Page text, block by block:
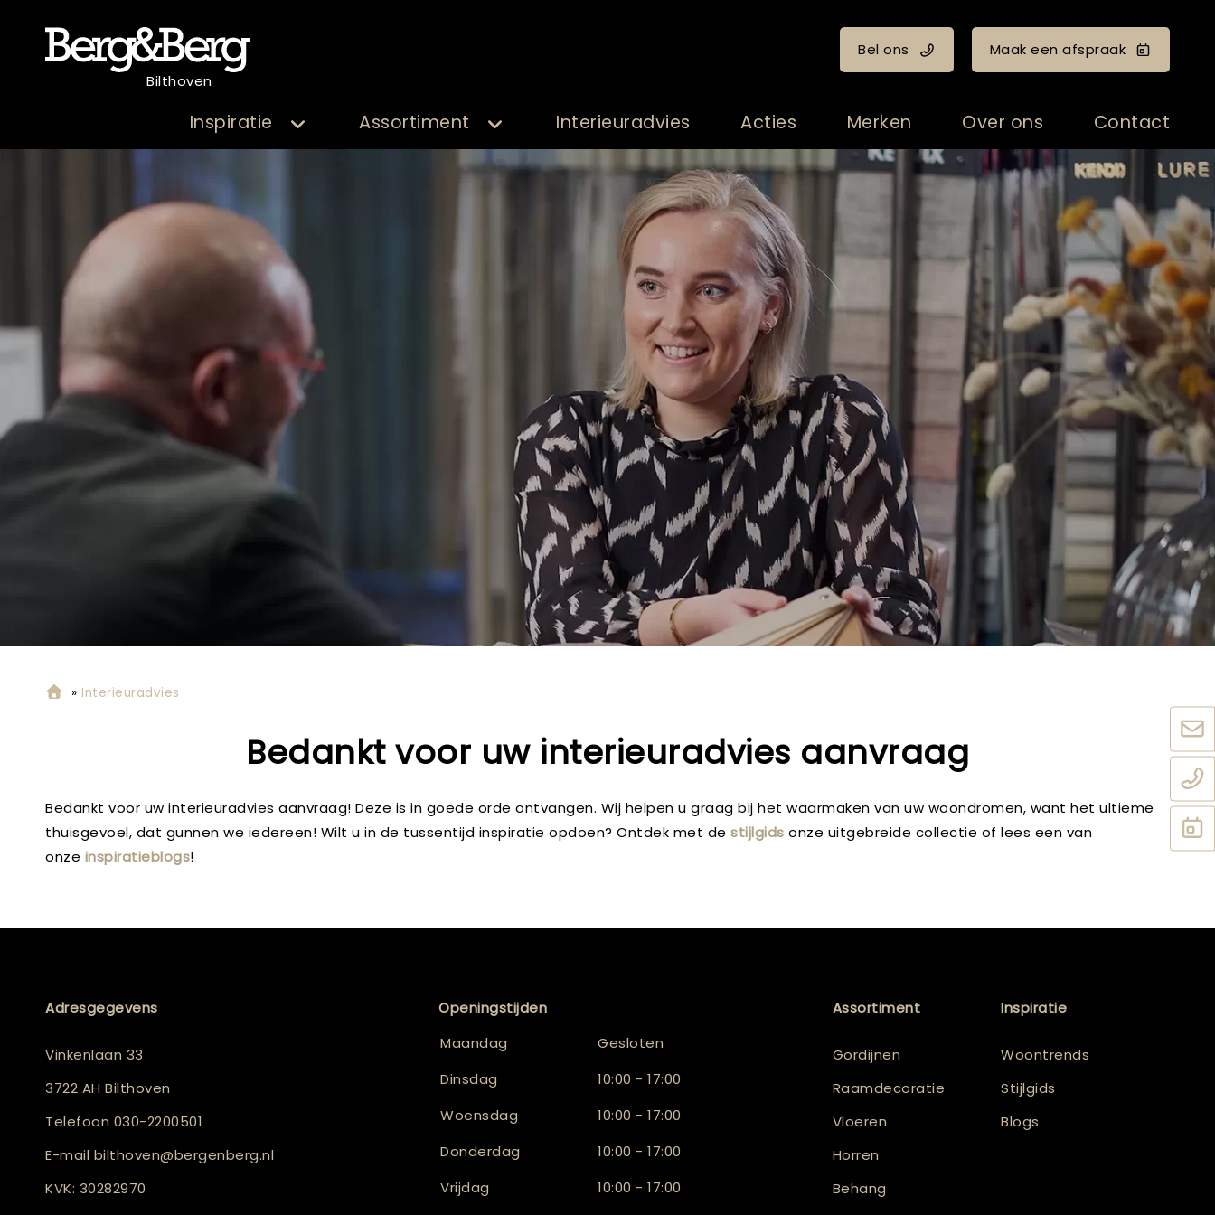
Bilthoven
Bel ons Maak een afspraak
Inspiratie Assortiment Interieuradvies Acties Merken Over ons Contact
» Interieuradvies
Bedankt voor uw interieuradvies aanvraag
Bedankt voor uw interieuradvies aanvraag! Deze is in goede orde ontvangen. Wij helpen u graag bij het waarmaken van uw woondromen, want het ultieme
thuisgevoel, dat gunnen we iedereen! Wilt u in de tussentijd inspiratie opdoen? Ontdek met de stijlgids onze uitgebreide collectie of lees een van
onze inspiratieblogs!
Adresgegevens
Vinkenlaan 33
3722 AH Bilthoven
Telefoon 030-2200501
E-mail bilthoven@bergenberg.nl
KVK: 30282970
Openingstijden
Maandag
Gesloten
Dinsdag
10:00 - 17:00
Woensdag
10:00 - 17:00
Donderdag
10:00 - 17:00
Vrijdag
10:00 - 17:00
Assortiment
Gordijnen
Raamdecoratie
Vloeren
Horren
Behang
Inspiratie
Woontrends
Stijlgids
Blogs